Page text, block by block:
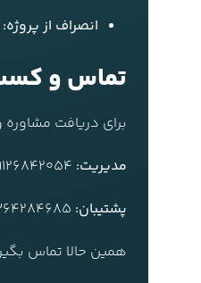
انصراف از پروژه:
تماس و
برای دریافت
مدیریت:
پشتیبان:
همین حالا تماس